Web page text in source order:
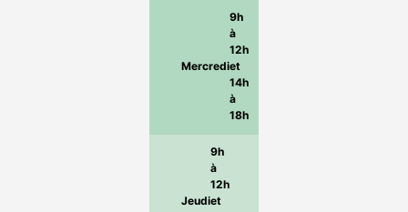
Mercredi
9h
à
12h
et
14h
à
18h
Jeudi
9h
à
12h
et